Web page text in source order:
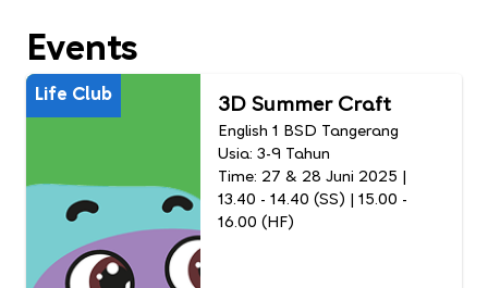
Events
Life Club 3D Summer Craft
English 1 BSD Tangerang
Usia: 3-9 Tahun
Time: 27 & 28 Juni 2025 |
13.40 - 14.40 (SS) | 15.00 -
16.00 (HF)